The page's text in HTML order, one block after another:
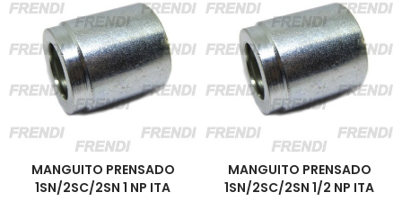
MANGUITO PRENSADO
1SN/2SC/2SN 1 NP ITA
MANGUITO PRENSADO
1SN/2SC/2SN 1/2 NP ITA